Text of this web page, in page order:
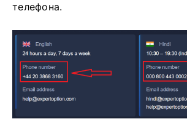
телефона.